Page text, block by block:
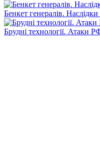
Бенкет генералів.
Брудні технології. Атаки